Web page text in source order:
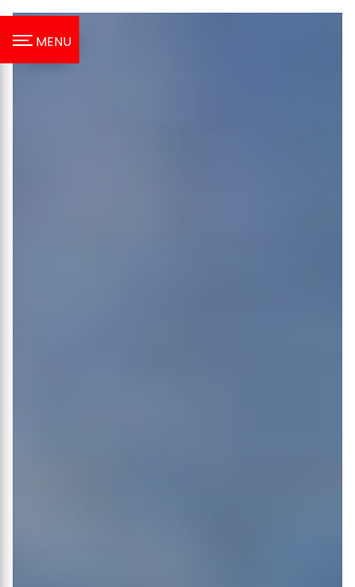
MENU
Panneau de gestion des cookies